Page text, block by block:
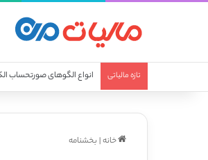
تازه مالیاتی انواع صورتحساب الکترونیکی
خانه| بخشنامه